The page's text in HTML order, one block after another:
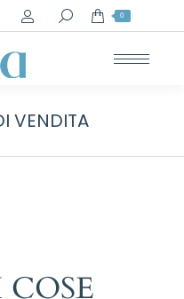
Cerca: 0
VENDITA